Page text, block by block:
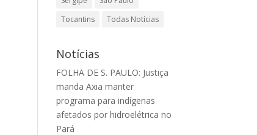
Tocantins
Todas Notícias
Notícias
FOLHA DE S. PAULO: Justiça
manda Axia manter
programa para indígenas
afetados por hidroelétrica no
Pará